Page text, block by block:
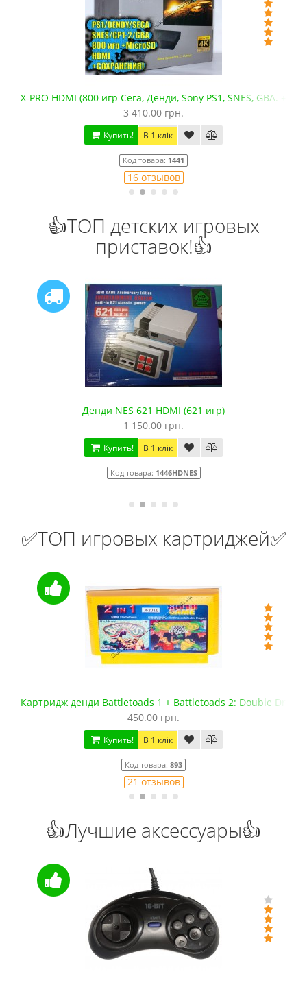
X-PRO HDMI (800 игр Сега, Денди, Sony PS1, SNES, GBA.
3 410.00 грн.
Купить! В 1 клік
Код товара: 1441
16 отзывов
👍ТОП детских игровых
приставок!👍
Денди NES 621 HDMI (621 игр)
1 150.00 грн.
Купить! В 1 клік
Код товара: 1446HDNES
✅ТОП игровых картриджей✅
Картридж денди Battletoads 1 + Battletoads 2: Double
450.00 грн.
Купить! В 1 клік
Код товара: 893
21 отзывов
👍Лучшие аксессуары👍